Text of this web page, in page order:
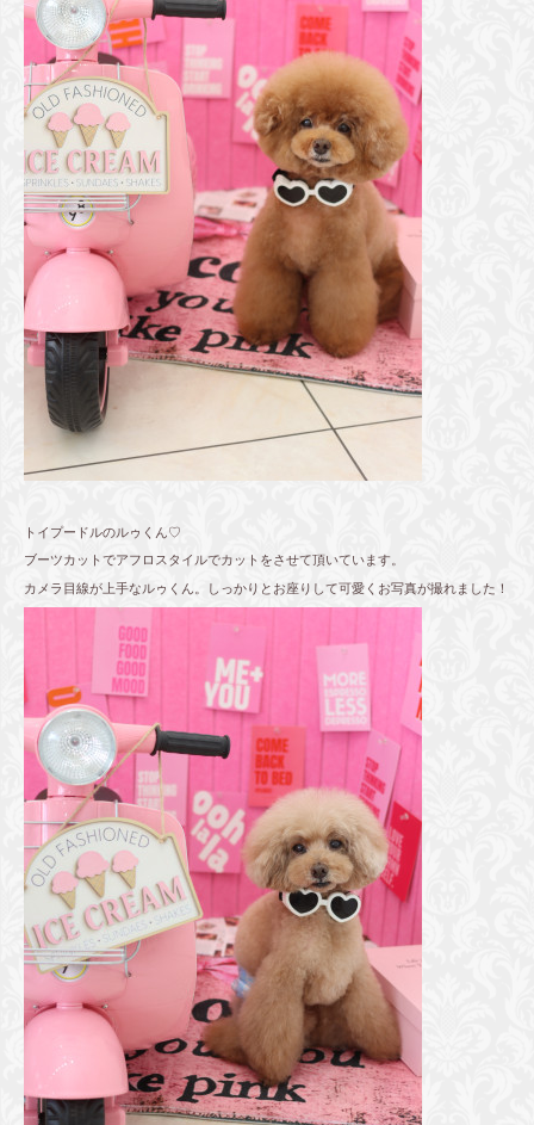
トイプードルのルゥくん♡
ブーツカットでアフロスタイルでカットをさせて頂いています。
カメラ目線が上手なルゥくん。しっかりとお座りして可愛くお写真が撮れました！